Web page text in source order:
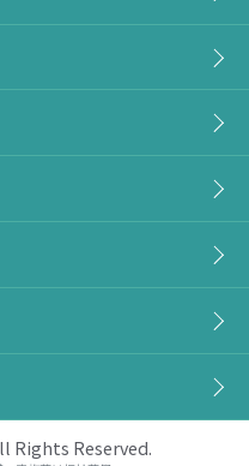
Rights Reserved.